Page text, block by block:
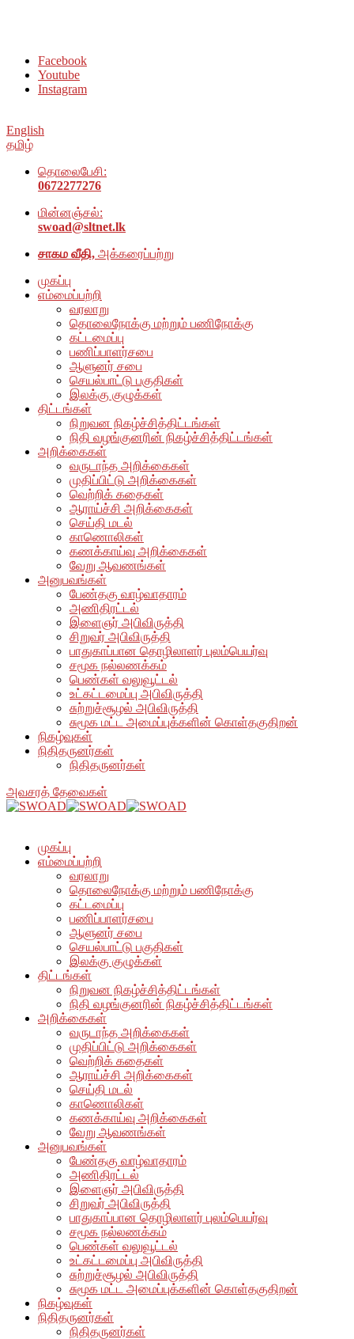
Facebook
Youtube
Instagram
English
தமிழ்
தொலைபேசி:
0672277276
மின்னஞ்சல்:
swoad@sltnet.lk
சாகம வீதி, அக்கரைப்பற்று
முகப்பு
எம்மைப்பற்றி
வரலாறு
தொலைநோக்கு மற்றும் பணிநோக்கு
கட்டமைப்பு
பணிப்பாளர்சபை
ஆளுனர் சபை
செயல்பாட்டு பகுதிகள்
இலக்கு குழுக்கள்
திட்டங்கள்
நிறுவன நிகழ்ச்சித்திட்டங்கள்
நிதி வழங்குனரின் நிகழ்ச்சித்திட்டங்கள்
அறிக்கைகள்
வருடாந்த அறிக்கைகள்
முதிப்பிட்டு அறிக்கைகள்
வெற்றிக் கதைகள்
ஆராய்ச்சி அறிக்கைகள்
செய்தி மடல்
காணொலிகள்
கணக்காய்வு அறிக்கைகள்
வேறு ஆவணங்கள்
அனுபவங்கள்
பேண்தகு வாழ்வாதாரம்
அணிதிரட்டல்
இளைஞர் அபிவிருத்தி
சிறுவர் அபிவிருத்தி
பாதுகாப்பான தொழிலாளர் புலம்பெயர்வு
சமூக நல்லணக்கம்
பெண்கள் வலுவூட்டல்
உட்கட்டமைப்பு அபிவிருத்தி
சுற்றுச்சூழல் அபிவிருத்தி
சுமூக மட்ட அமைப்புக்களின் கொள்தகுதிறன்
நிகழ்வுகள்
நிதிதருனர்கள்
நிதிதருனர்கள்
அவசரத் தேவைகள்
முகப்பு
எம்மைப்பற்றி
வரலாறு
தொலைநோக்கு மற்றும் பணிநோக்கு
கட்டமைப்பு
பணிப்பாளர்சபை
ஆளுனர் சபை
செயல்பாட்டு பகுதிகள்
இலக்கு குழுக்கள்
திட்டங்கள்
நிறுவன நிகழ்ச்சித்திட்டங்கள்
நிதி வழங்குனரின் நிகழ்ச்சித்திட்டங்கள்
அறிக்கைகள்
வருடாந்த அறிக்கைகள்
முதிப்பிட்டு அறிக்கைகள்
வெற்றிக் கதைகள்
ஆராய்ச்சி அறிக்கைகள்
செய்தி மடல்
காணொலிகள்
கணக்காய்வு அறிக்கைகள்
வேறு ஆவணங்கள்
அனுபவங்கள்
பேண்தகு வாழ்வாதாரம்
அணிதிரட்டல்
இளைஞர் அபிவிருத்தி
சிறுவர் அபிவிருத்தி
பாதுகாப்பான தொழிலாளர் புலம்பெயர்வு
சமூக நல்லணக்கம்
பெண்கள் வலுவூட்டல்
உட்கட்டமைப்பு அபிவிருத்தி
சுற்றுச்சூழல் அபிவிருத்தி
சுமூக மட்ட அமைப்புக்களின் கொள்தகுதிறன்
நிகழ்வுகள்
நிதிதருனர்கள்
நிதிதருனர்கள்